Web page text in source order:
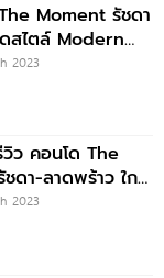
Moment รัชดา
สไตล์ Modern
ยง 450
2023
วิว คอนโด The
ดา-ลาดพร้าว ใกล้
รถไฟฟ้า
2023